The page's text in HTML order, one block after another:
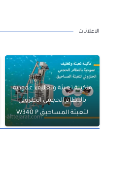
الاعلانات
ماكينة تعبئة وتغليف عمودية
بالنظام الحجمي الحلزوني
لتعبئة المساحيق W340 P